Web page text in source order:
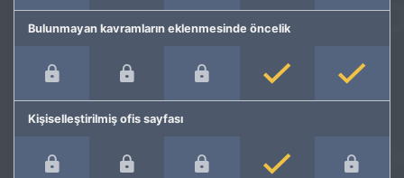
Bulunmayan kavramların eklenmesinde öncelik
Kişiselleştirilmiş ofis sayfası